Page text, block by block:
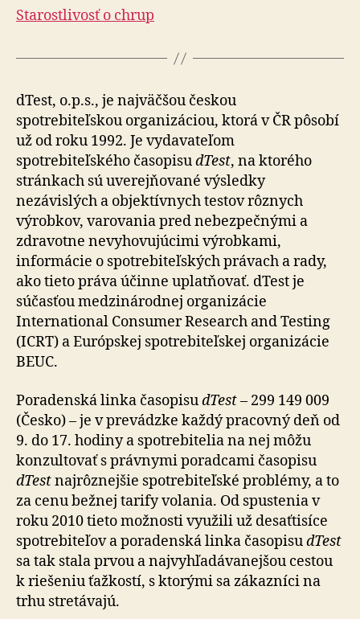
Starostlivosť o chrup
dTest, o.p.s., je najväčšou českou
spotrebiteľskou organizáciou, ktorá v ČR pôsobí
už od roku 1992. Je vydavateľom
spotrebiteľského časopisudTest, na ktorého
stránkach sú uverejňované výsledky
nezávislých a objektívnych testov rôznych
výrobkov, varovania pred nebezpečnými a
zdravotne nevyhovujúcimi výrobkami,
informácie o spotrebiteľských právach a rady,
ako tieto práva účinne uplatňovať. dTest je
súčasťou medzinárodnej organizácie
International Consumer Research and Testing
(ICRT) a Európskej spotrebiteľskej organizácie
BEUC.
Poradenská linka časopisudTest– 299 149 009
(Česko) – je v prevádzke každý pracovný deň od
9. do 17. hodiny a spotrebitelia na nej môžu
konzultovať s právnymi poradcami časopisu
dTestnajrôznejšie spotrebiteľské problémy, a to
za cenu bežnej tarify volania. Od spustenia v
roku 2010 tieto možnosti využili už desaťtisíce
spotrebiteľov a poradenská linka časopisudTest
sa tak stala prvou a najvyhľadávanejšou cestou
k riešeniu ťažkostí, s ktorými sa zákazníci na
trhu stretávajú.